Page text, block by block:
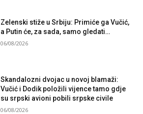
Zelenski stiže u Srbiju: Primiće ga Vučić,
a Putin će, za sada, samo gledati…
06/08/2026
Skandalozni dvojac u novoj blamaži:
Vučić i Dodik položili vijence tamo gdje
su srpski avioni pobili srpske civile
06/08/2026